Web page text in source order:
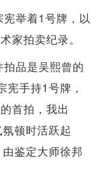
举着1号牌，以
家拍卖纪录。
品是吴熙曾的
宪手持1号牌，
首拍，我出
顿时活跃起
鉴定大师徐邦